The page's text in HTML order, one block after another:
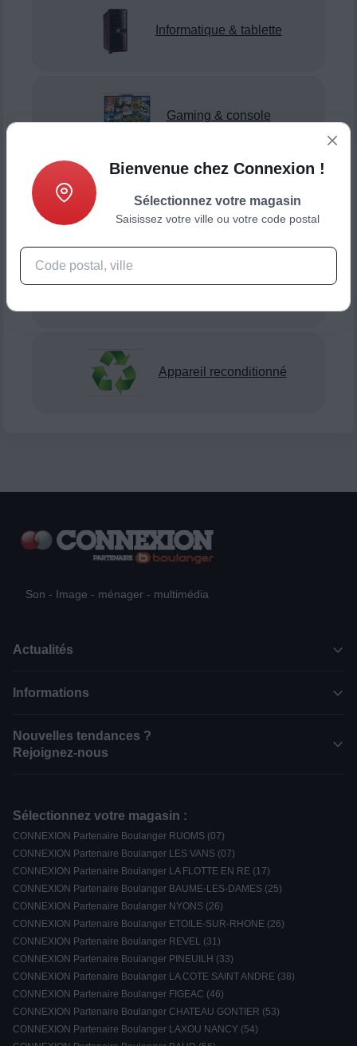
Informatique & tablette
Gaming & console
Smartphone & téléphonie
Objets connectés
Appareil reconditionné
Son - Image - ménager - multimédia
Actualités
Informations
Nouvelles tendances ?
Rejoignez-nous
Sélectionnez votre magasin :
CONNEXION Partenaire Boulanger RUOMS (07)
CONNEXION Partenaire Boulanger LES VANS (07)
CONNEXION Partenaire Boulanger LA FLOTTE EN RE (17)
CONNEXION Partenaire Boulanger BAUME-LES-DAMES (25)
CONNEXION Partenaire Boulanger NYONS (26)
CONNEXION Partenaire Boulanger ETOILE-SUR-RHONE (26)
CONNEXION Partenaire Boulanger REVEL (31)
CONNEXION Partenaire Boulanger PINEUILH (33)
CONNEXION Partenaire Boulanger LA COTE SAINT ANDRE (38)
CONNEXION Partenaire Boulanger FIGEAC (46)
CONNEXION Partenaire Boulanger CHATEAU GONTIER (53)
CONNEXION Partenaire Boulanger LAXOU NANCY (54)
Bienvenue chez Connexion !
Sélectionnez votre magasin
Saisissez votre ville ou votre code postal